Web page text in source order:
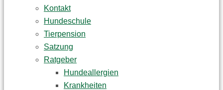
Kontakt
Hundeschule
Tierpension
Satzung
Ratgeber
Hundeallergien
Krankheiten